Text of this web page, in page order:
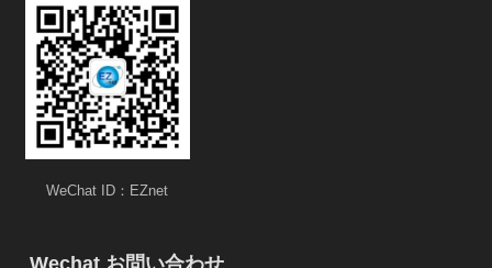
WeChat ID：EZnet
Wechat お問い合わせ